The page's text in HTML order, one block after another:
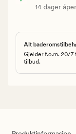
14 dager
Alt
Gjelder f.o.m. 20/7
tilbud.